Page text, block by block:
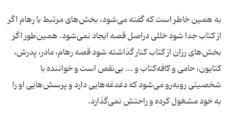
به همین خاطر است که گفته می‌شود، بخش‌های مرتبط با رهام اگر
از کتاب جدا شود خللی دراصل قصه ایجاد نمی‌شود. همین‌طور اگر
بخش‌های رزان از کتاب کنار گذاشته شود قصه رهام، مادر، پدرش،
کتایون، حامی و کافه‌کتاب و ... بی‌نقص است و خواننده با
شخصیتی روبه‌رو می‌شود که دغدغه‌هایی دارد و پرسش‌هایی او را
به خود مشغول کرده و راحتش نمی‌گذارد.